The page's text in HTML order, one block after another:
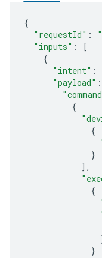
{
"requestId" :
"inputs" :
[
{
"intent" :
"payload" :
{
{
}
],
{
}